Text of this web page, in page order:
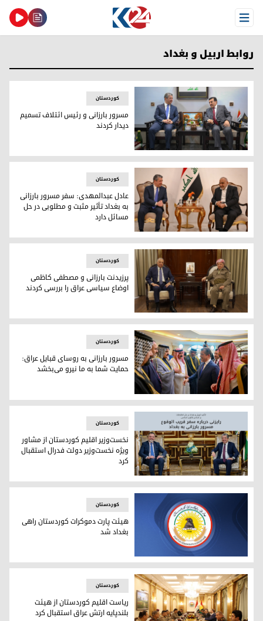
Open Menu
روابط اربیل و بغداد
نشست مسرور بارزانی، نخست‌وزیر اقلیم کوردستان و عامر
کوردستان
مسرور بارزانی و رئیس ائتلاف تسمیم
دیدار کردند
دیدار مسرور بارزانی، نخست‌وزیر اقلیم کوردستان و عادل
کوردستان
عادل عبدالمهدی: سفر مسرور بارزانی
به بغداد تأثیر مثبت و مطلوبی در حل
مسائل دارد
پرزیدنت مسعود بارزانی و مصطفی کاظمی، نخست‌وزیر پیشین
کوردستان
پرزیدنت بارزانی و مصطفی کاظمی
اوضاع سیاسی عراق را بررسی کردند
مسرور بارزانی، نخست‌وزیر اقلیم کوردستان در هنگام استقبال
کوردستان
مسرور بارزانی به روسای قبایل عراق:
حمایت شما به ما نیرو می‌بخشد
نخست‌وزیر اقلیم کوردستان از مشاور ویژه نخست‌وزیر دولت
کوردستان
نخست‌وزیر اقلیم کوردستان از مشاور
ویژه نخست‌وزیر دولت فدرال استقبال
کرد
نشان پارت دموکرات کوردستان
کوردستان
هیئت پارت دموکرات کوردستان راهی
بغداد ‌شد
کوردستان
ریاست اقلیم کوردستان از هیئت
بلندپایه ارتش عراق استقبال کرد